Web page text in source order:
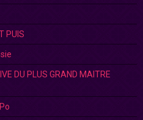
PUIS
DU PLUS GRAND MAITRE